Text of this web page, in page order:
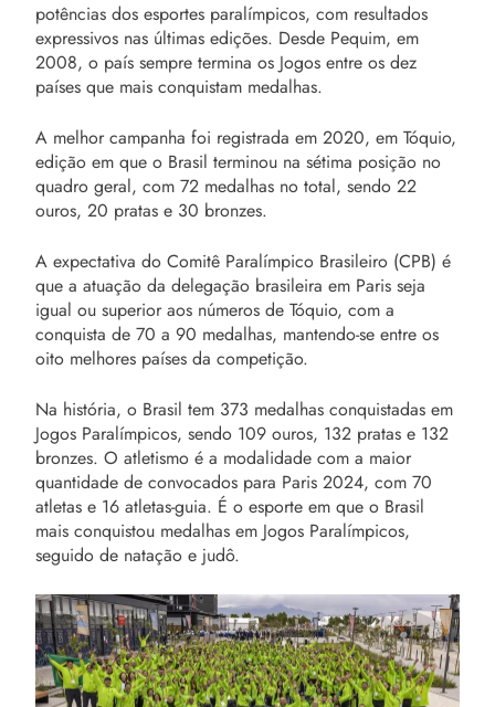
potências dos esportes paralímpicos, com resultados
expressivos nas últimas edições. Desde Pequim, em
2008, o país sempre termina os Jogos entre os dez
países que mais conquistam medalhas.
A melhor campanha foi registrada em 2020, em Tóquio,
edição em que o Brasil terminou na sétima posição no
quadro geral, com 72 medalhas no total, sendo 22
ouros, 20 pratas e 30 bronzes.
A expectativa do Comitê Paralímpico Brasileiro (CPB) é
que a atuação da delegação brasileira em Paris seja
igual ou superior aos números de Tóquio, com a
conquista de 70 a 90 medalhas, mantendo-se entre os
oito melhores países da competição.
Na história, o Brasil tem 373 medalhas conquistadas em
Jogos Paralímpicos, sendo 109 ouros, 132 pratas e 132
bronzes. O atletismo é a modalidade com a maior
quantidade de convocados para Paris 2024, com 70
atletas e 16 atletas-guia. É o esporte em que o Brasil
mais conquistou medalhas em Jogos Paralímpicos,
seguido de natação e judô.